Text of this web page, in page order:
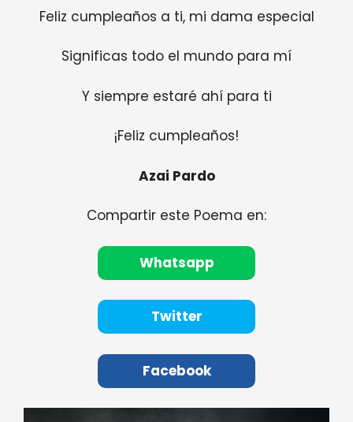
Feliz cumpleaños a ti, mi dama especial
Significas todo el mundo para mí
Y siempre estaré ahí para ti
¡Feliz cumpleaños!
Azai Pardo
Compartir este Poema en:
Whatsapp
Twitter
Facebook